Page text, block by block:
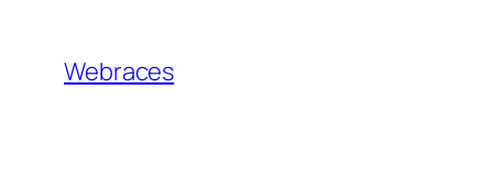
content
Webraces